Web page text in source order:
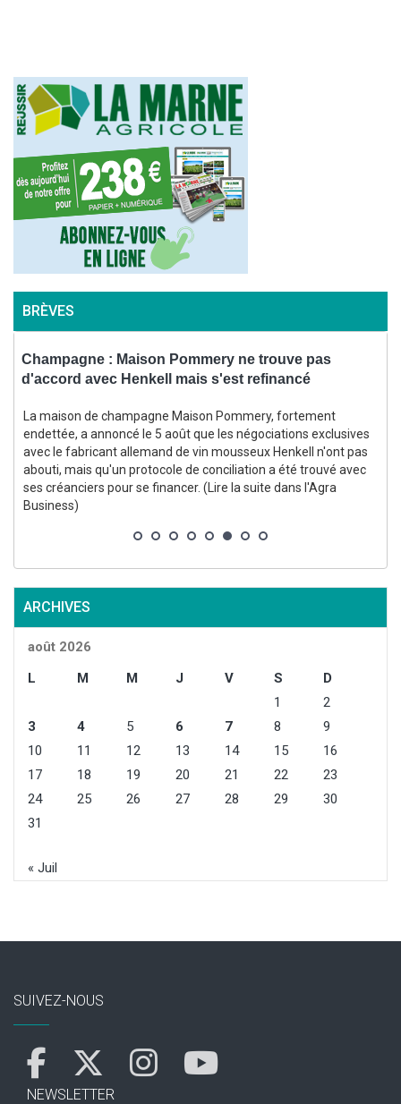
BRÈVES
Champagne : Maison Pommery ne trouve pas
d'accord avec Henkell mais s'est refinancé
La maison de champagne Maison Pommery, fortement
endettée, a annoncé le 5 août que les négociations exclusives
avec le fabricant allemand de vin mousseux Henkell n'ont pas
abouti, mais qu'un protocole de conciliation a été trouvé avec
ses créanciers pour se financer. (Lire la suite dans l'Agra
Business)
ARCHIVES
août 2026
L
M M J V S
D
1
2
3
4 5 6 7 8
9
10
11 12 13 14 15
16
17
18 19 20 21 22
23
24
25 26 27 28 29
30
31
« Juil
SUIVEZ-NOUS
NEWSLETTER